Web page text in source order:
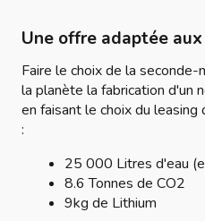
Une offre adaptée
Faire le choix de la seconde-
la planète la fabrication d'un
en faisant le choix du leasing
:
25 000 Litres d'eau
8.6 Tonnes de CO2
9kg de Lithium